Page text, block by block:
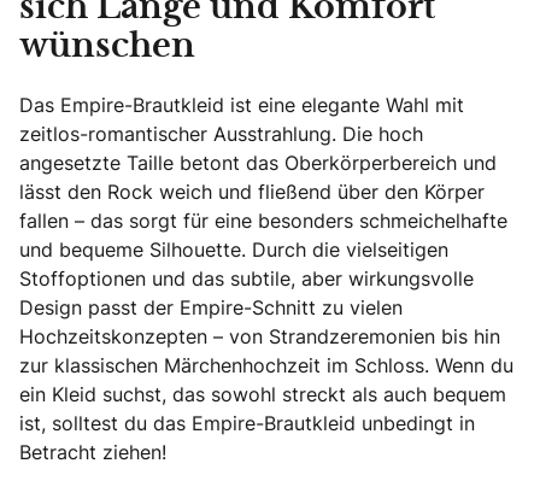
sich Länge und Komfort
wünschen
Das Empire-Brautkleid ist eine elegante Wahl mit
zeitlos-romantischer Ausstrahlung. Die hoch
angesetzte Taille betont das Oberkörperbereich und
lässt den Rock weich und fließend über den Körper
fallen – das sorgt für eine besonders schmeichelhafte
und bequeme Silhouette. Durch die vielseitigen
Stoffoptionen und das subtile, aber wirkungsvolle
Design passt der Empire-Schnitt zu vielen
Hochzeitskonzepten – von Strandzeremonien bis hin
zur klassischen Märchenhochzeit im Schloss. Wenn du
ein Kleid suchst, das sowohl streckt als auch bequem
ist, solltest du das Empire-Brautkleid unbedingt in
Betracht ziehen!